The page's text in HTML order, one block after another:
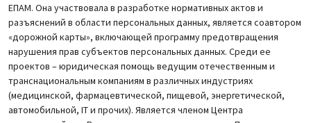
ЕПАМ. Она участвовала в разработке нормативных актов и
разъяснений в области персональных данных, является соавтором
«дорожной карты», включающей программу предотвращения
нарушения прав субъектов персональных данных. Среди ее
проектов – юридическая помощь ведущим отечественным и
транснациональным компаниям в различных индустриях
(медицинской, фармацевтической, пищевой, энергетической,
автомобильной, IT и прочих). Является членом Центра